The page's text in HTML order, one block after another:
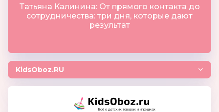
Татьяна Калинина: От прямого контакта до
сотрудничества: три дня, которые дают
результат
KidsOboz.RU
Всё о детских товарах и игрушках